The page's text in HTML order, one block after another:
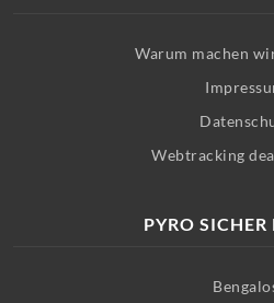
Warum machen
Webtracking
PYRO SICHER